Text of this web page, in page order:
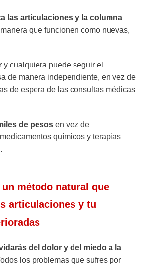
las articulaciones y la columna
que funcionen como nuevas,
y cualquiera puede seguir el
de manera independiente, en vez de
de espera de las consultas médicas
de pesos en vez de
químicos y terapias
un método natural que
articulaciones y tu
del dolor y del miedo a la
los problemas que sufres por